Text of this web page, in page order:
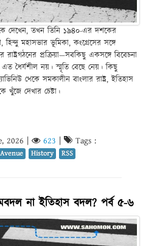
দেখেন, তখন তিনি ১৯৪০-এর দশকের
মহাসভার ভূমিকা, কংগ্রেসের সঙ্গে
প্রক্রিয়া—সবকিছু একসঙ্গে বিবেচনা
ধৈর্যশীল নয়। স্মৃতি বেছে নেয়। কিছু
থেকে সমকালীন বাংলার রাষ্ট্র, ইতিহাস
খুঁজে দেখার চেষ্টা।
2026 623 Tags :
History RSS
না ইতিহাস বদল? পর্ব ৫-৬